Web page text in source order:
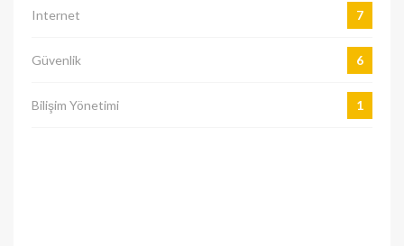
Internet 7
Güvenlik 6
Bilişim Yönetimi 1